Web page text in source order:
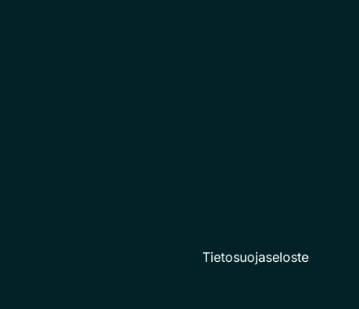
Tietosuojaseloste